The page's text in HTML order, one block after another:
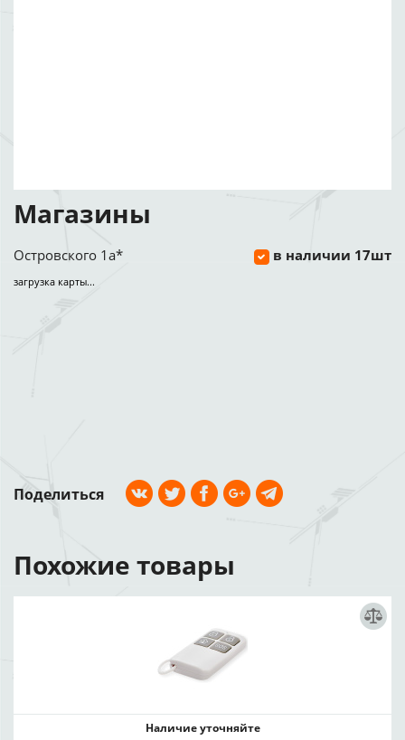
Магазины
Островского 1а* в наличии 17шт
загрузка карты...
Поделиться
Похожие товары
Наличие уточняйте